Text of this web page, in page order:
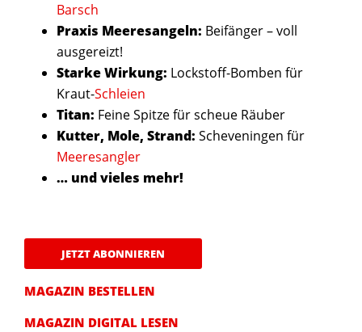
Barsch
Praxis Meeresangeln: Beifänger – voll
ausgereizt!
Starke Wirkung: Lockstoff-Bomben für
Kraut-Schleien
Titan: Feine Spitze für scheue Räuber
Kutter, Mole, Strand: Scheveningen für
Meeresangler
… und vieles mehr!
JETZT ABONNIEREN
MAGAZIN BESTELLEN
MAGAZIN DIGITAL LESEN